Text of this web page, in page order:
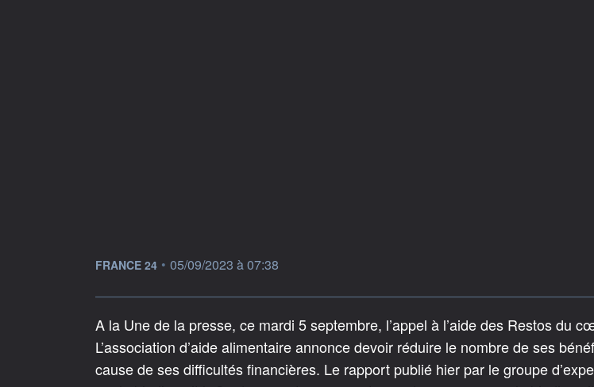
information fournie par
FRANCE 24 • 05/09/2023 à 07:38
A la Une de la presse, ce mardi 5 septembre, l’appel à l’aide des Restos du
L’association d’aide alimentaire annonce devoir réduire le nombre de ses
cause de ses difficultés financières. Le rapport publié hier par le groupe